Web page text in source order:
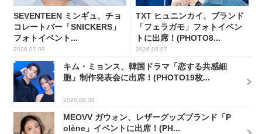
SEVENTEEN ミンギュ、チョ
コレートバー「SNICKERS」
フォトイベント...
2026.07.09
TXT ヒュニンカイ、ブランド
「フェラガモ」フォトイベン
トに出席！(PHOTO8...
2026.08.07
キム・ミョンス、韓国ドラマ「恋する共感細
胞」制作発表会に出席！(PHOTO19枚...
2026.06.30
MEOVV ガウォン、レザーグッズブランド「P
olène」イベントに出席！(PH...